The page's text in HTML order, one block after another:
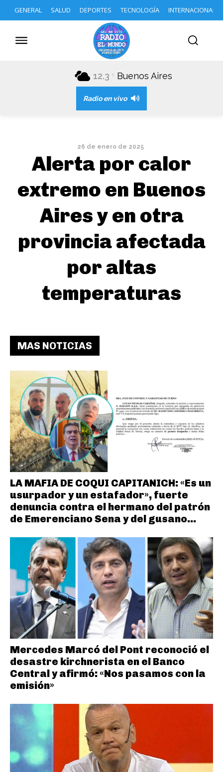
GENERAL SALUD DEPORTES TECNOLOGÍA INTERNACIONAL
12.3 C Buenos Aires
Radio en vivo
26 de enero de 2025
Alerta por calor
extremo en Buenos
Aires y en otra
provincia afectada
por altas
temperaturas
MAS NOTICIAS
LA MAFIA DE COQUI CAPITANICH: «Es un
usurpador y un estafador», fuerte
denuncia contra el hermano del patrón
de Emerenciano Sena y del gusano...
Mercedes Marcó del Pont reconoció el
desastre kirchnerista en el Banco
Central y afirmó: «Nos pasamos con la
emisión»